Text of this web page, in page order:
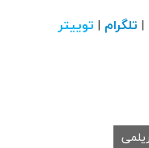
| تلگرام | توییتر
ریلمی